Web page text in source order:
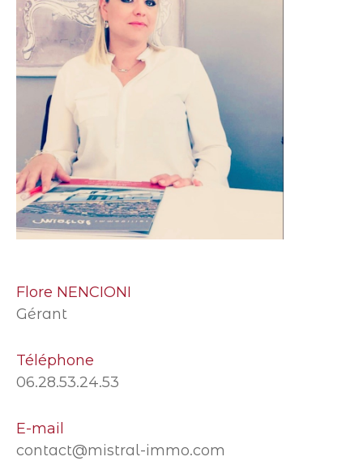
Flore NENCIONI
Gérant
Téléphone
06.28.53.24.53
E-mail
contact@mistral-immo.com